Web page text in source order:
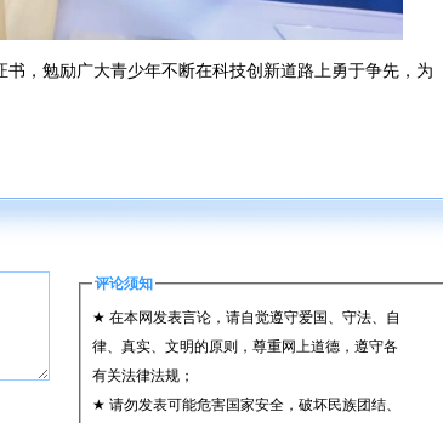
，勉励广大青少年不断在科技创新道路上勇于争先，为
评论须知
★ 在本网发表言论，请自觉遵守爱国、守法、自
律、真实、文明的原则，尊重网上道德，遵守各
有关法律法规；
★ 请勿发表可能危害国家安全，破坏民族团结、